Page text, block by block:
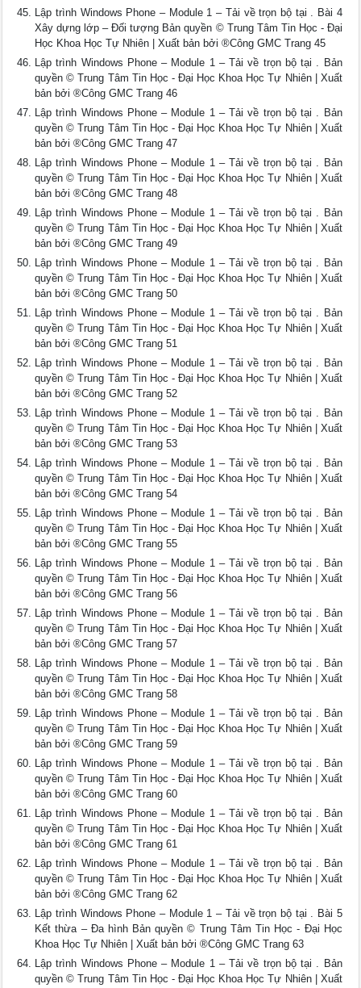
Lập trình Windows Phone – Module 1 – Tải về trọn bộ tại . Bài 4
Xây dựng lớp – Đối tượng Bản quyền © Trung Tâm Tin Học - Đại
Học Khoa Học Tự Nhiên | Xuất bản bởi ®Công GMC Trang 45
Lập trình Windows Phone – Module 1 – Tải về trọn bộ tại . Bản
quyền © Trung Tâm Tin Học - Đại Học Khoa Học Tự Nhiên | Xuất
bản bởi ®Công GMC Trang 46
Lập trình Windows Phone – Module 1 – Tải về trọn bộ tại . Bản
quyền © Trung Tâm Tin Học - Đại Học Khoa Học Tự Nhiên | Xuất
bản bởi ®Công GMC Trang 47
Lập trình Windows Phone – Module 1 – Tải về trọn bộ tại . Bản
quyền © Trung Tâm Tin Học - Đại Học Khoa Học Tự Nhiên | Xuất
bản bởi ®Công GMC Trang 48
Lập trình Windows Phone – Module 1 – Tải về trọn bộ tại . Bản
quyền © Trung Tâm Tin Học - Đại Học Khoa Học Tự Nhiên | Xuất
bản bởi ®Công GMC Trang 49
Lập trình Windows Phone – Module 1 – Tải về trọn bộ tại . Bản
quyền © Trung Tâm Tin Học - Đại Học Khoa Học Tự Nhiên | Xuất
bản bởi ®Công GMC Trang 50
Lập trình Windows Phone – Module 1 – Tải về trọn bộ tại . Bản
quyền © Trung Tâm Tin Học - Đại Học Khoa Học Tự Nhiên | Xuất
bản bởi ®Công GMC Trang 51
Lập trình Windows Phone – Module 1 – Tải về trọn bộ tại . Bản
quyền © Trung Tâm Tin Học - Đại Học Khoa Học Tự Nhiên | Xuất
bản bởi ®Công GMC Trang 52
Lập trình Windows Phone – Module 1 – Tải về trọn bộ tại . Bản
quyền © Trung Tâm Tin Học - Đại Học Khoa Học Tự Nhiên | Xuất
bản bởi ®Công GMC Trang 53
Lập trình Windows Phone – Module 1 – Tải về trọn bộ tại . Bản
quyền © Trung Tâm Tin Học - Đại Học Khoa Học Tự Nhiên | Xuất
bản bởi ®Công GMC Trang 54
Lập trình Windows Phone – Module 1 – Tải về trọn bộ tại . Bản
quyền © Trung Tâm Tin Học - Đại Học Khoa Học Tự Nhiên | Xuất
bản bởi ®Công GMC Trang 55
Lập trình Windows Phone – Module 1 – Tải về trọn bộ tại . Bản
quyền © Trung Tâm Tin Học - Đại Học Khoa Học Tự Nhiên | Xuất
bản bởi ®Công GMC Trang 56
Lập trình Windows Phone – Module 1 – Tải về trọn bộ tại . Bản
quyền © Trung Tâm Tin Học - Đại Học Khoa Học Tự Nhiên | Xuất
bản bởi ®Công GMC Trang 57
Lập trình Windows Phone – Module 1 – Tải về trọn bộ tại . Bản
quyền © Trung Tâm Tin Học - Đại Học Khoa Học Tự Nhiên | Xuất
bản bởi ®Công GMC Trang 58
Lập trình Windows Phone – Module 1 – Tải về trọn bộ tại . Bản
quyền © Trung Tâm Tin Học - Đại Học Khoa Học Tự Nhiên | Xuất
bản bởi ®Công GMC Trang 59
Lập trình Windows Phone – Module 1 – Tải về trọn bộ tại . Bản
quyền © Trung Tâm Tin Học - Đại Học Khoa Học Tự Nhiên | Xuất
bản bởi ®Công GMC Trang 60
Lập trình Windows Phone – Module 1 – Tải về trọn bộ tại . Bản
quyền © Trung Tâm Tin Học - Đại Học Khoa Học Tự Nhiên | Xuất
bản bởi ®Công GMC Trang 61
Lập trình Windows Phone – Module 1 – Tải về trọn bộ tại . Bản
quyền © Trung Tâm Tin Học - Đại Học Khoa Học Tự Nhiên | Xuất
bản bởi ®Công GMC Trang 62
Lập trình Windows Phone – Module 1 – Tải về trọn bộ tại . Bài 5
Kết thừa – Đa hình Bản quyền © Trung Tâm Tin Học - Đại Học
Khoa Học Tự Nhiên | Xuất bản bởi ®Công GMC Trang 63
Lập trình Windows Phone – Module 1 – Tải về trọn bộ tại . Bản
quyền © Trung Tâm Tin Học - Đại Học Khoa Học Tự Nhiên | Xuất